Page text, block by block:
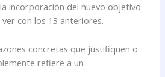
incorporación del nuevo objetivo
con los 13 anteriores.
concretas que justifiquen o
refiere a un